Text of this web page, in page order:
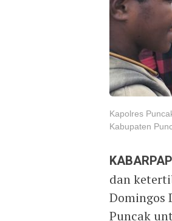
Kapolres
Kabupaten
dan
Domingos
Puncak